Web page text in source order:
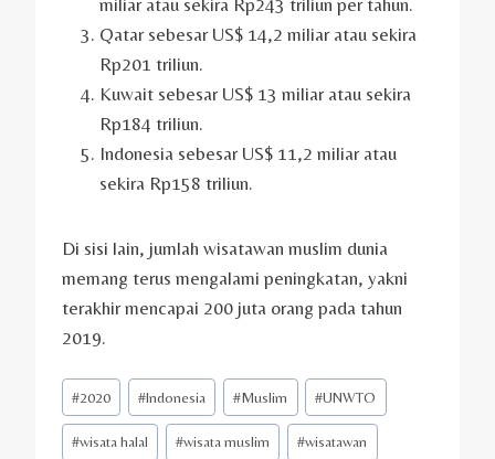
Qatar sebesar US$ 14,2 miliar atau sekira
Rp201 triliun.
Kuwait sebesar US$ 13 miliar atau sekira
Rp184 triliun.
Indonesia sebesar US$ 11,2 miliar atau
sekira Rp158 triliun.
Di sisi lain, jumlah wisatawan muslim dunia
memang terus mengalami peningkatan, yakni
terakhir mencapai 200 juta orang pada tahun
2019.
Post
Tags:
#2020 #Indonesia #Muslim #UNWTO
#wisata halal #wisata muslim #wisatawan